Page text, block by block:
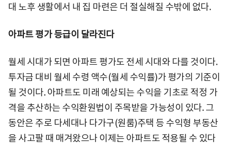
대 노후 생활에서 내 집 마련은 더 절실해질 수밖에 없다.
아파트 평가 등급이 달라진다
월세 시대가 되면 아파트 평가도 전세 시대와 다를 것이다.
투자금 대비 월세 수령 액수(월세 수익률)가 평가의 기준이
될 것이다. 아파트도 미래 예상되는 수익을 기초로 적정 가
격을 추산하는 수익환원법이 주목받을 가능성이 있다. 그
동안은 주로 다세대나 다가구(원룸)주택 등 수익형 부동산
을 사고팔 때 매겨왔으나 이제는 아파트도 적용될 수 있다